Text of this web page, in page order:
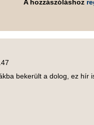
A hozzászóláshoz
bekerült a dolog, ez hír